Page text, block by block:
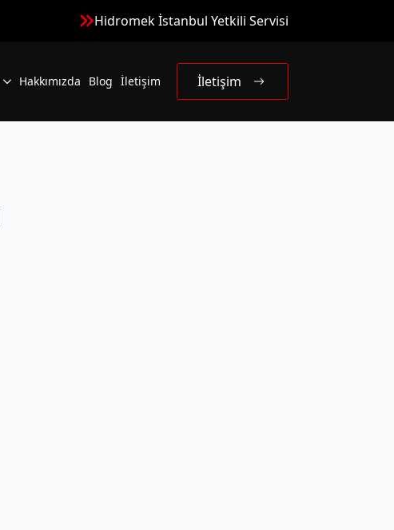
Hidromek İstanbul Yetkili Servisi
Hakkımızda Blog İletişim İletişim